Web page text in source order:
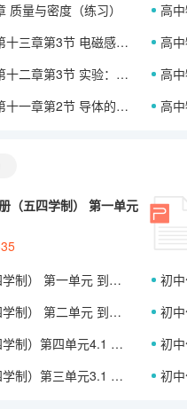
量与密度（练习）
高中
磁感应现象及应用（课件）
高中
电动势和内阻的测量（课件）
高中
2节 导体的电阻（课件）
高中
（五四学制） 第一单元
元 到实验室去（课件）
初中
元 到实验室去（课件）
初中
常见的金属材料（课件）
初中
海洋化学资源（课件）
初中